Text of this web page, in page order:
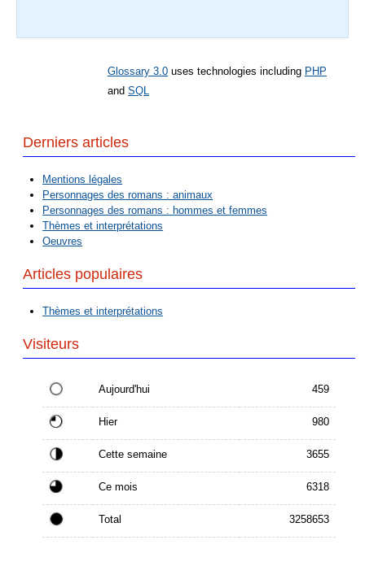
Glossary 3.0 uses technologies including PHP
and SQL
Derniers articles
Mentions légales
Personnages des romans : animaux
Personnages des romans : hommes et femmes
Thèmes et interprétations
Oeuvres
Articles populaires
Thèmes et interprétations
Visiteurs
Aujourd'hui 459
Hier 980
Cette semaine 3655
Ce mois 6318
Total 3258653